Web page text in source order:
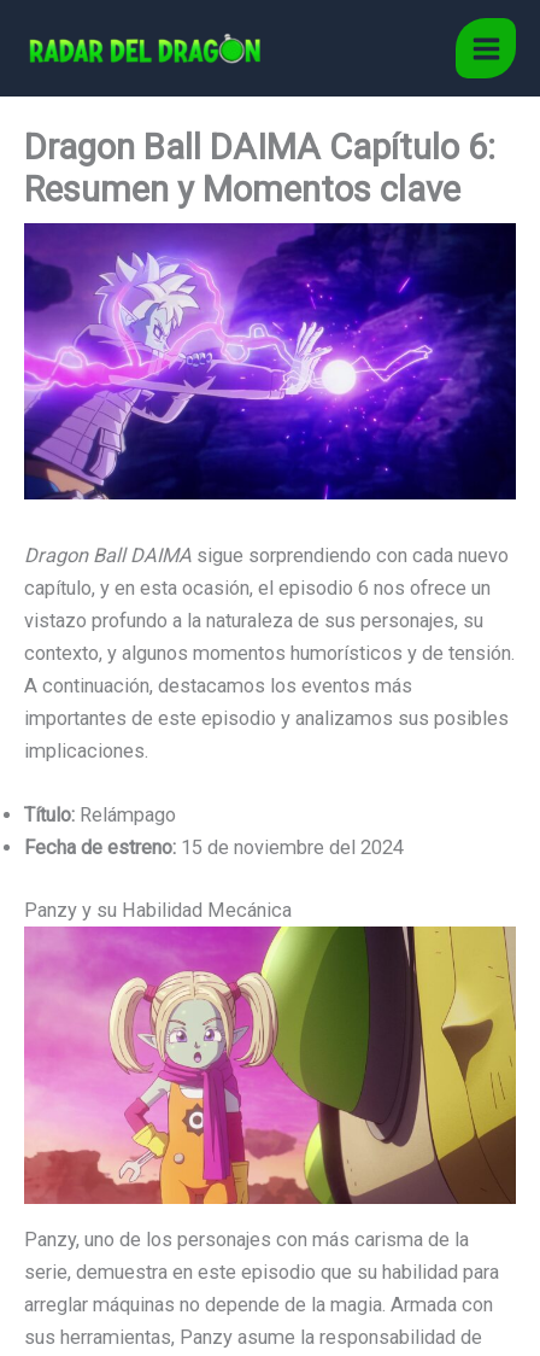
Main
Dragon Ball DAIMA Capítulo 6:
Resumen y Momentos clave
Dragon Ball DAIMA sigue sorprendiendo con cada nuevo
capítulo, y en esta ocasión, el episodio 6 nos ofrece un
vistazo profundo a la naturaleza de sus personajes, su
contexto, y algunos momentos humorísticos y de tensión.
A continuación, destacamos los eventos más
importantes de este episodio y analizamos sus posibles
implicaciones.
Título: Relámpago
Fecha de estreno: 15 de noviembre del 2024
Panzy y su Habilidad Mecánica
Panzy, uno de los personajes con más carisma de la
serie, demuestra en este episodio que su habilidad para
arreglar máquinas no depende de la magia. Armada con
sus herramientas, Panzy asume la responsabilidad de